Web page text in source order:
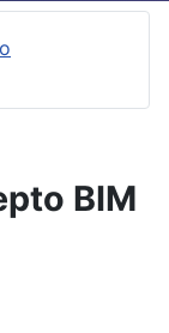
BIM